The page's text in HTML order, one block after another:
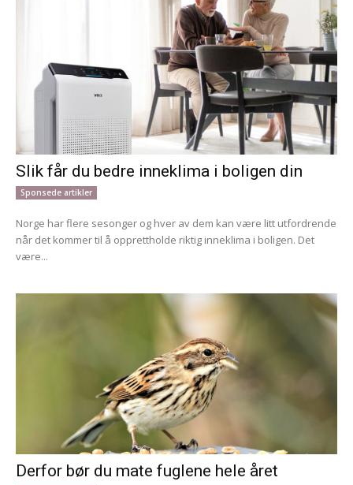
Slik får du bedre inneklima i boligen din
Sponsede artikler
Norge har flere sesonger og hver av dem kan være litt utfordrende
når det kommer til å opprettholde riktig inneklima i boligen. Det
være...
Derfor bør du mate fuglene hele året